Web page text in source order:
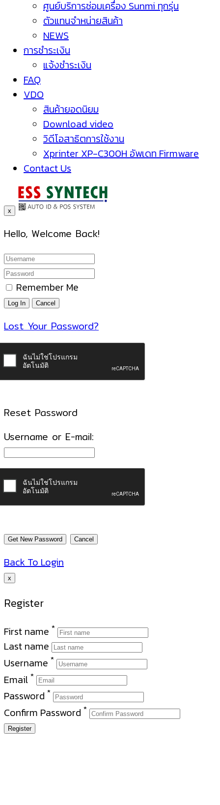
ศูนย์บริการซ่อมเครื่อง Sunmi ทุกรุ่น
ตัวแทนจำหน่ายสินค้า
NEWS
การชำระเงิน
แจ้งชำระเงิน
FAQ
VDO
สินค้ายอดนิยม
Download video
วิดีโอสาธิตการใช้งาน
Xprinter XP-C300H อัพเดท Firmware
Contact Us
x
Hello, Welcome Back!
Remember Me
Lost Your Password?
Reset Password
Username or E-mail:
Back To Login
x
Register
First name *
Last name
Username *
Email *
Password *
Confirm Password *
Register